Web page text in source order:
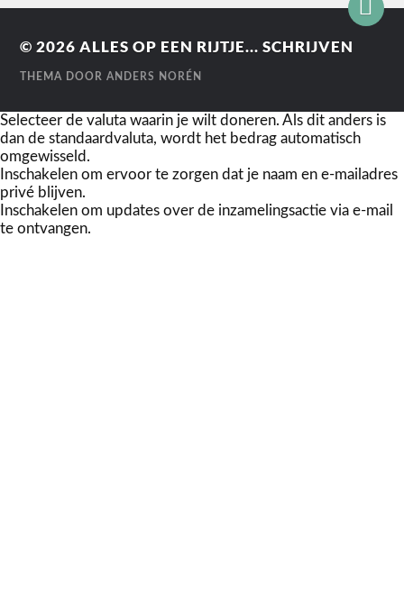
© 2026ALLES OP EEN RIJTJE... SCHRIJVEN
THEMA DOORANDERS NORÉN
Selecteer de valuta waarin je wilt doneren. Als dit anders is
dan de standaardvaluta, wordt het bedrag automatisch
omgewisseld.
Inschakelen om ervoor te zorgen dat je naam en e-mailadres
privé blijven.
Inschakelen om updates over de inzamelingsactie via e-mail
te ontvangen.